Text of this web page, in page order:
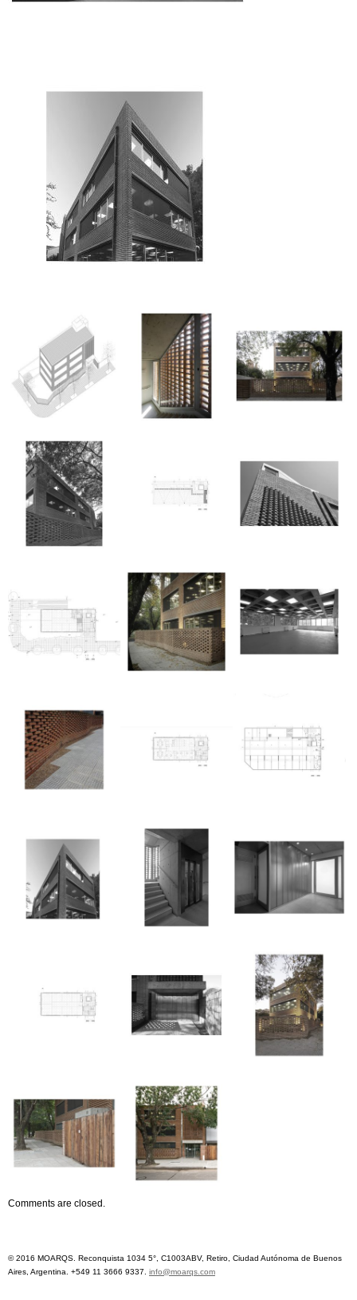
Comments are closed.
© 2016 MOARQS. Reconquista 1034 5°, C1003ABV, Retiro, Ciudad Autónoma de Buenos
Aires, Argentina. +549 11 3666 9337. info@moarqs.com